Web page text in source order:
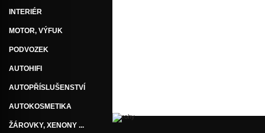
INTERIÉR
MOTOR, VÝFUK
PODVOZEK
AUTOHIFI
AUTOPŘÍSLUŠENSTVÍ
AUTOKOSMETIKA
ŽÁROVKY, XENONY ...